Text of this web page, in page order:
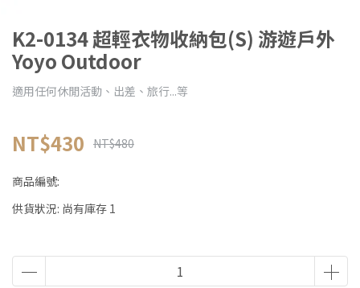
K2-0134 超輕衣物收納包(S) 游遊戶外
Yoyo Outdoor
適用任何休閒活動、出差、旅行...等
NT$430 NT$480
商品編號:
供貨狀況: 尚有庫存 1